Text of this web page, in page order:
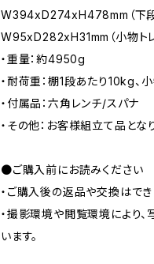
W394xD274xH478mm（下
W95xD282xH31mm（小物トレ
・重量：約4950g
・耐荷重：棚1段あたり10kg、
・付属品：六角レンチ/スパナ
・その他：お客様組立て品とな
●ご購入前にお読みください
・ご購入後の返品や交換はでき
・撮影環境や閲覧環境により
います。